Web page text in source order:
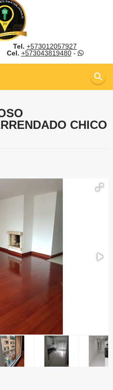
Tel. +573012057927
Cel. +573043819480-
CHICO